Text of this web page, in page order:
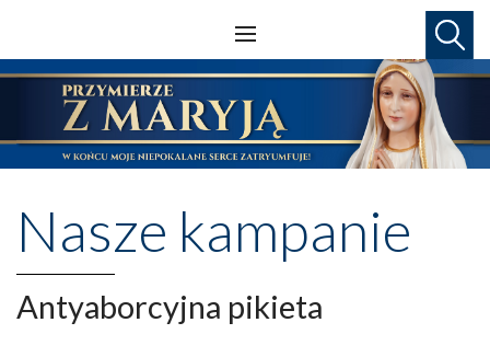
Nasze kampanie
Antyaborcyjna pikieta